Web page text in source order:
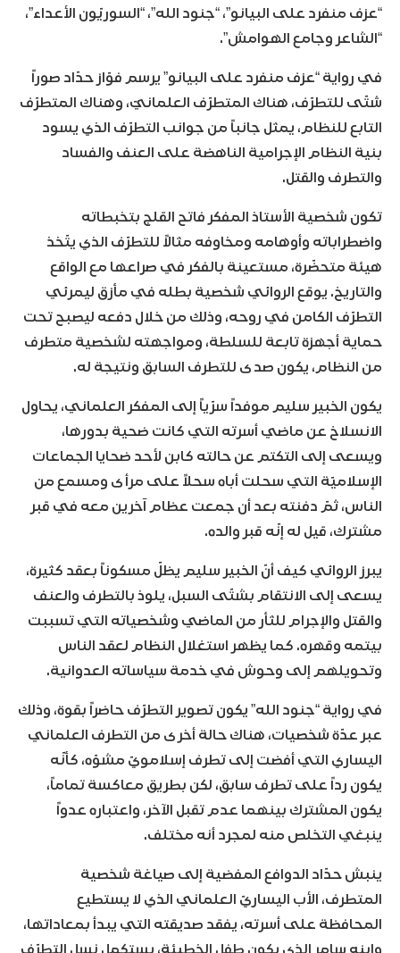
“عزف منفرد على البيانو”، “جنود الله”، “السوريّون الأعداء”،
“الشاعر وجامع الهوامش”.
في رواية “عزف منفرد على البيانو” يرسم فوّاز حدّاد صوراً
شتّى للتطرّف، هناك المتطرّف العلمانيّ، وهناك المتطرّف
التابع للنظام، يمثل جانباً من جوانب التطرّف الذي يسود
بنية النظام الإجرامية الناهضة على العنف والفساد
والتطرف والقتل.
تكون شخصية الأستاذ المفكر فاتح القلج بتخبطاته
واضطراباته وأوهامه ومخاوفه مثالاً للتطرّف الذي يتّخذ
هيئة متحضّرة، مستعينة بالفكر في صراعها مع الواقع
والتاريخ. يوقع الروائي شخصية بطله في مأزق ليمرئي
التطرّف الكامن في روحه، وذلك من خلال دفعه ليصبح تحت
حماية أجهزة تابعة للسلطة، ومواجهته لشخصية متطرف
من النظام، يكون صدى للتطرف السابق ونتيجة له.
يكون الخبير سليم موفداً سرّياً إلى المفكر العلماني، يحاول
الانسلاخ عن ماضي أسرته التي كانت ضحية بدورها،
ويسعى إلى التكتم عن حالته كابن لأحد ضحايا الجماعات
الإسلاميّة التي سحلت أباه سحلاً على مرأى ومسمع من
الناس، ثمّ دفنته بعد أن جمعت عظام آخرين معه في قبر
مشترك، قيل له إنّه قبر والده.
يبرز الروائي كيف أنّ الخبير سليم يظلّ مسكوناً بعقد كثيرة،
يسعى إلى الانتقام بشتّى السبل، يلوذ بالتطرف والعنف
والقتل والإجرام للثأر من الماضي وشخصياته التي تسببت
بيتمه وقهره. كما يظهر استغلال النظام لعقد الناس
وتحويلهم إلى وحوش في خدمة سياساته العدوانية.
في رواية “جنود الله” يكون تصوير التطرّف حاضراً بقوة، وذلك
عبر عدّة شخصيات، هناك حالة أخرى من التطرف العلماني
اليساري التي أفضت إلى تطرف إسلامويّ مشوّه، كأنّه
يكون رداً على تطرف سابق، لكن بطريق معاكسة تماماً،
يكون المشترك بينهما عدم تقبل الآخر، واعتباره عدواً
ينبغي التخلص منه لمجرد أنه مختلف.
ينبش حدّاد الدوافع المفضية إلى صياغة شخصية
المتطرف، الأب اليساريّ العلماني الذي لا يستطيع
المحافظة على أسرته، يفقد صديقته التي يبدأ بمعاداتها،